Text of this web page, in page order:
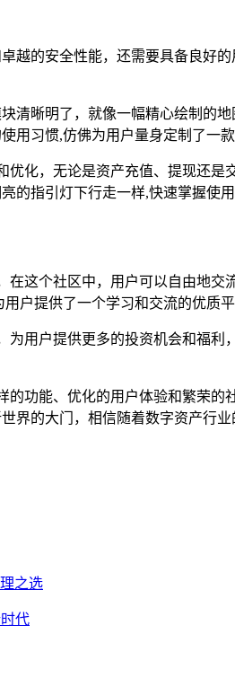
越的安全性能，还需要具备良好
清晰明了，就像一幅精心绘制的
用习惯,仿佛为用户量身定制了一款
优化，无论是资产充值、提现还
的指引灯下行走一样,快速掌握使用
在这个社区中，用户可以自由地
户提供了一个学习和交流的优质平
为用户提供更多的投资机会和福
的功能、优化的用户体验和繁荣
界的大门，相信随着数字资产行
之选
代